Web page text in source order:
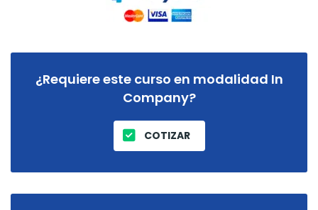
¿Requiere este curso en modalidad In
Company?
COTIZAR